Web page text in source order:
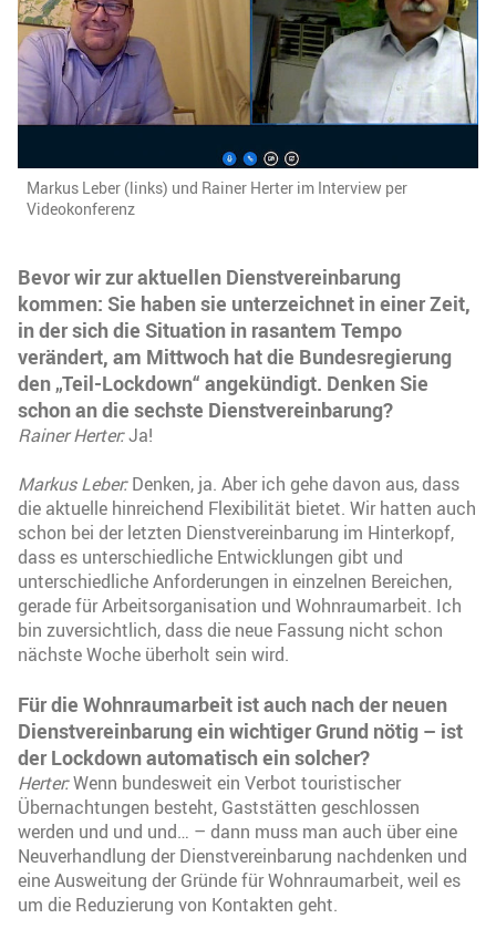
Markus Leber (links) und Rainer Herter im Interview per
Videokonferenz
Bevor wir zur aktuellen Dienstvereinbarung
kommen: Sie haben sie unterzeichnet in einer Zeit,
in der sich die Situation in rasantem Tempo
verändert, am Mittwoch hat die Bundesregierung
den „Teil-Lockdown“ angekündigt. Denken Sie
schon an die sechste Dienstvereinbarung?
Rainer Herter:Ja!
Markus Leber:Denken, ja. Aber ich gehe davon aus, dass
die aktuelle hinreichend Flexibilität bietet. Wir hatten auch
schon bei der letzten Dienstvereinbarung im Hinterkopf,
dass es unterschiedliche Entwicklungen gibt und
unterschiedliche Anforderungen in einzelnen Bereichen,
gerade für Arbeitsorganisation und Wohnraumarbeit. Ich
bin zuversichtlich, dass die neue Fassung nicht schon
nächste Woche überholt sein wird.
Für die Wohnraumarbeit ist auch nach der neuen
Dienstvereinbarung ein wichtiger Grund nötig – ist
der Lockdown automatisch ein solcher?
Herter:Wenn bundesweit ein Verbot touristischer
Übernachtungen besteht, Gaststätten geschlossen
werden und und und… – dann muss man auch über eine
Neuverhandlung der Dienstvereinbarung nachdenken und
eine Ausweitung der Gründe für Wohnraumarbeit, weil es
um die Reduzierung von Kontakten geht.